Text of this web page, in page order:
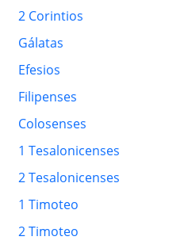
2 Corintios
Gálatas
Efesios
Filipenses
Colosenses
1 Tesalonicenses
2 Tesalonicenses
1 Timoteo
2 Timoteo